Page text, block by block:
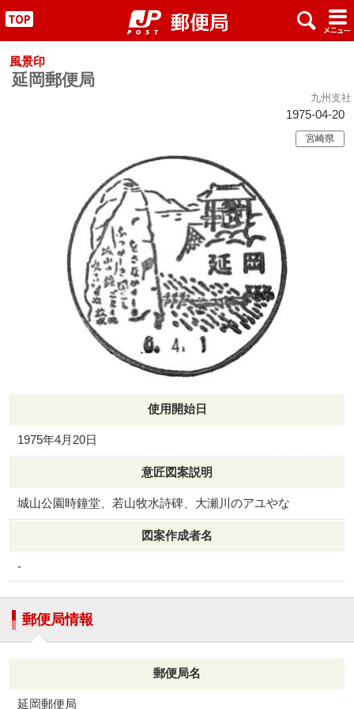
" x #
風景印
延岡郵便局
九州支社
1975-04-20
宮崎県
使用開始日
1975年4月20日
意匠図案説明
城山公園時鐘堂、若山牧水詩碑、大瀬川のアユやな
図案作成者名
-
郵便局情報
郵便局名
延岡郵便局